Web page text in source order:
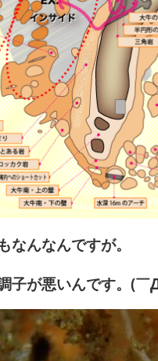
なんなんですが。
子が悪いんです。(￣